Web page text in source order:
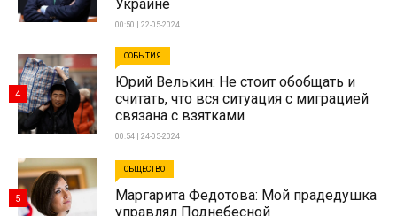
Украине
00:50 | 22-05-2024
СОБЫТИЯ
Юрий Велькин: Не стоит обобщать и
считать, что вся ситуация с миграцией
связана с взятками
00:54 | 24-05-2024
4
ОБЩЕСТВО
Маргарита Федотова: Мой прадедушка
управлял Поднебесной
5